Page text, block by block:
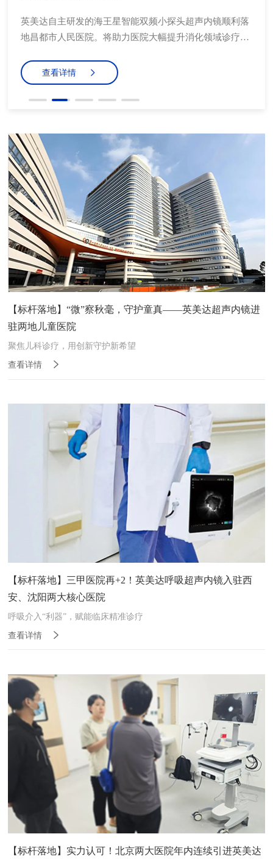
英美达自主研发的海王星智能双频小探头超声内镜顺利落
地昌都市人民医院。将助力医院大幅提升消化领域诊疗水
充。
查看详情
【标杆落地】“微”察秋毫，守护童真——英美达超声内镜进
驻两地儿童医院
聚焦儿科诊疗，用创新守护新希望
查看详情
【标杆落地】三甲医院再+2！英美达呼吸超声内镜入驻西
安、沈阳两大核心医院
呼吸介入“利器”，赋能临床精准诊疗
查看详情
【标杆落地】实力认可！北京两大医院年内连续引进英美达